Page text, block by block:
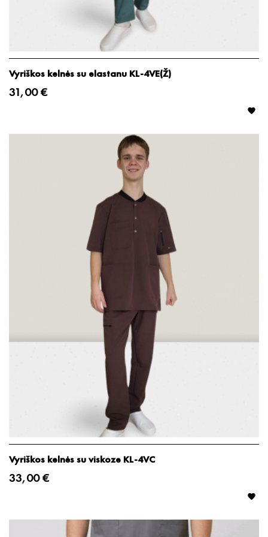
Vyriškos kelnės su elastanu KL-4VE(Ž)
31,00 €

Vyriškos kelnės su viskoze KL-4VC
33,00 €
